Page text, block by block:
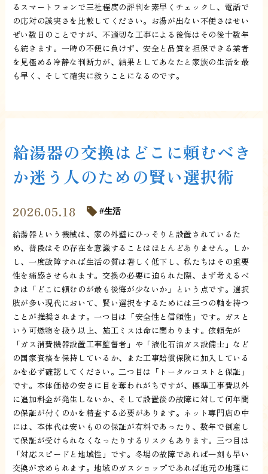
るスマートフォンで三社程度の評判を素早くチェックし、電話で
の応対の誠実さを比較してください。お湯が出ない不便さはせい
ぜい数日のことですが、不適切な工事による後悔はその後十数年
も続きます。一時の不便に負けず、安全と品質を担保できる業者
を見極める冷静な判断力が、結果としてあなたと家族の生活を最
も早く、そして確実に救うことになるのです。
給湯器の交換はどこに頼むべき
か迷う人のための賢い選択術
2026.05.18 生活
給湯器という機械は、家の外壁にひっそりと設置されているた
め、普段はその存在を意識することはほとんどありません。しか
し、一度故障すれば生活の質は著しく低下し、私たちはその重要
性を痛感させられます。交換の必要に迫られた際、まず考えるべ
きは「どこに頼むのが最も後悔が少ないか」という点です。選択
肢が多い現代において、賢い選択をするためには三つの軸を持つ
ことが推奨されます。一つ目は「安全性と信頼性」です。ガスと
いう可燃物を扱う以上、施工ミスは命に関わります。依頼先が
「ガス消費機器設置工事監督者」や「液化石油ガス設備士」など
の国家資格を保持しているか、また工事賠償保険に加入している
かを必ず確認してください。二つ目は「トータルコストと保証」
です。本体価格の安さに目を奪われがちですが、標準工事費以外
に追加料金が発生しないか、そして設置後の故障に対して何年間
の保証が付くのかを精査する必要があります。ネット専門店の中
には、本体代は安いものの保証が有料であったり、数年で倒産し
て保証が受けられなくなったりするリスクもあります。三つ目は
「対応スピードと地域性」です。冬場の故障であれば一刻も早い
交換が求められます。地域のガスショップであれば地元の地理に